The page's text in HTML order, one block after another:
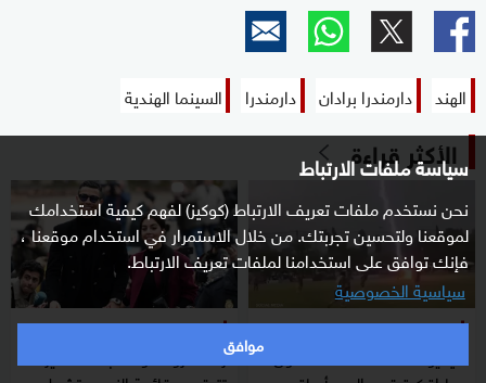
سياسة ملفات الارتباط
نحن نستخدم ملفات تعريف الارتباط (كوكيز) لفهم كيفية استخدامك
لموقعنا ولتحسين تجربتك. من خلال الاستمرار في استخدام موقعنا ،
فإنك توافق على استخدامنا لملفات تعريف الارتباط.
سياسية الخصوصية
موافق
الهند دارمندرا برادان دارمندرا السينما الهندية
الأكثر قراءة
منوعات منوعات
زفاف رونالدو السبت؟ ماديرا